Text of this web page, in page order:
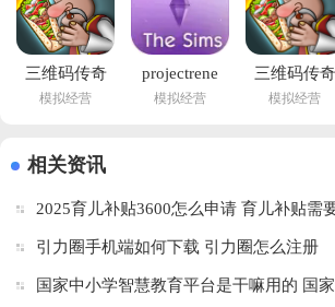
三维码传奇
无限金币版
威玛传
免费版
模拟经营
projectrene
模拟人生免
最新版
模拟经营
三维码传奇
破解版无限
最新版
模拟经营
相关资讯
2025育儿补贴3600怎么申请 育儿补贴需
引力圈手机端如何下载 引力圈怎么注册
国家中小学智慧教育平台是干嘛用的 国